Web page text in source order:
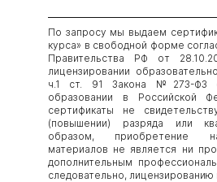
По запросу мы выдаем
курса» в свободной форме
Правительства РФ от
лицензировании
ч.1 ст. 91 Закона №273-ФЗ
образовании в Российской
сертификаты не
(повышении) разряда или
образом, приобретение
материалов не является ни
дополнительным
следовательно, лицензированию